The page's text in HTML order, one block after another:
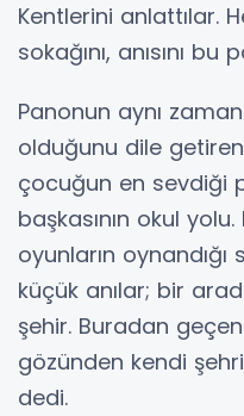
Kentlerini anlattılar.
sokağını, anısını bu
Panonun aynı
olduğunu dile
çocuğun en sevdiği
başkasının okul
oyunların oynandığı
küçük anılar; bir
şehir. Buradan
gözünden kendi
dedi.